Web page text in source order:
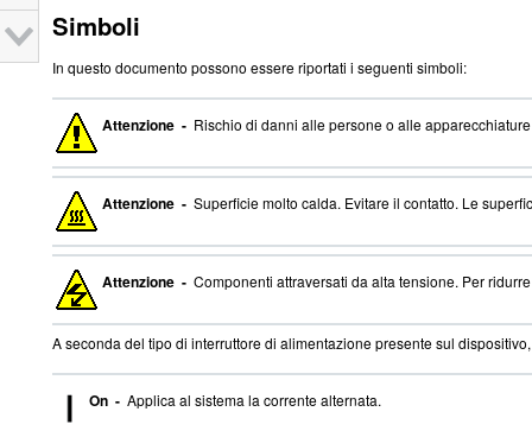
Simboli
In questo documento possono essere riportati i seguenti simboli:
Attenzione - Rischio di danni alle persone o alle
Attenzione - Superficie molto calda. Evitare il contatto. Le
Attenzione - Componenti attraversati da alta tensione. Per
A seconda del tipo di interruttore di alimentazione presente sul
On - Applica al sistema la corrente alternata.